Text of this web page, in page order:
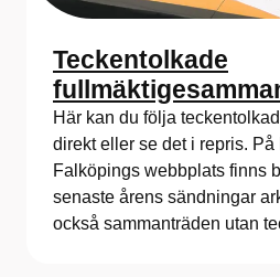
Teckentolkade
Här kan du följa
direkt eller se det i repris.
Falköpings webbplats finns
senaste årens sändningar
också sammanträden utan